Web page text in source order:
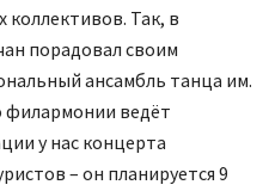
Так, в
порадовал своим
ансамбль танца им.
филармонии ведёт
у нас концерта
– он планируется 9